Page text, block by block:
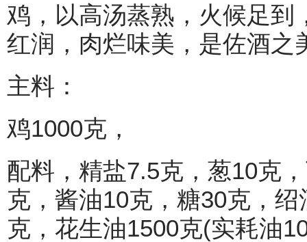
鸡，以高汤蒸熟，火候足
红润，肉烂味美，是佐酒之
主料：
鸡1000克，
配料，精盐7.5克，葱10克
克，酱油10克，糖30克，
克，花生油1500克(实耗油